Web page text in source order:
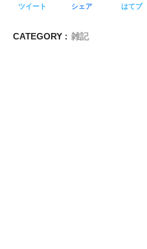
ツイート シェア はてブ
CATEGORY : 雑記